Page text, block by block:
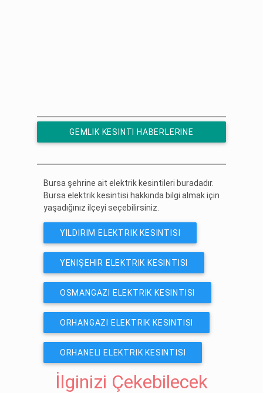
GEMLIK KESINTI HABERLERINE
Bursa şehrine ait elektrik kesintileri buradadır.
Bursa elektrik kesintisi hakkında bilgi almak için
yaşadığınız ilçeyi seçebilirsiniz.
YILDIRIM ELEKTRIK KESINTISI
YENIŞEHIR ELEKTRIK KESINTISI
OSMANGAZI ELEKTRIK KESINTISI
ORHANGAZI ELEKTRIK KESINTISI
ORHANELI ELEKTRIK KESINTISI
İlginizi Çekebilecek